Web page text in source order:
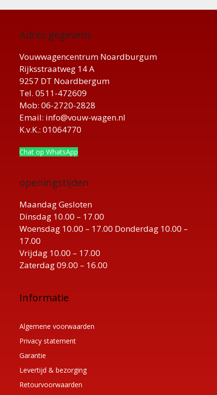
Adres gegevens
Vouwwagencentrum Noardburgum
Rijksstraatweg 14 A
9257 DT Noardbergum
Tel. 0511-472609
Mob: 06-2720-2828
Email: info@vouw-wagen.nl
K.v.K.: 01064770
Chat op WhatsApp
openingstijden
Maandag Gesloten
Dinsdag 10.00 – 17.00
Woensdag 10.00 – 17.00 Donderdag 10.00 –
17.00
Vrijdag 10.00 – 17.00
Zaterdag 09.00 – 16.00
Informatie
Algemene voorwaarden
Privacy statement
Garantie
Levertijd & bezorging
Retourvoorwaarden